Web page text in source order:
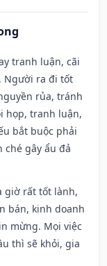
tranh luận, cãi
Người ra đi tốt
rủa, tránh
họp, tranh luận,
bắt buộc phải
gây ẩu đả
giờ rất tốt lành,
bán, kinh doanh
mừng. Mọi việc
thì sẽ khỏi, gia